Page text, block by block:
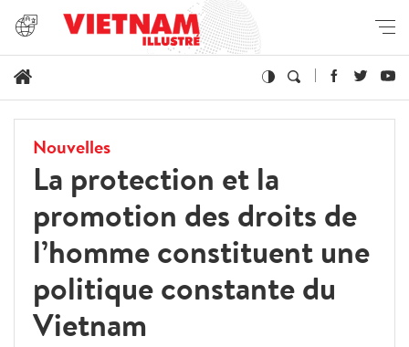
Nouvelles
La protection et la
promotion des droits de
l’homme constituent une
politique constante du
Vietnam